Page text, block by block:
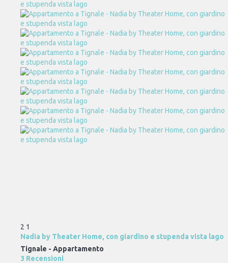
2 1
Nadia by Theater Home, con giardino e stupenda vista lago
Tignale - Appartamento
3 Recensioni